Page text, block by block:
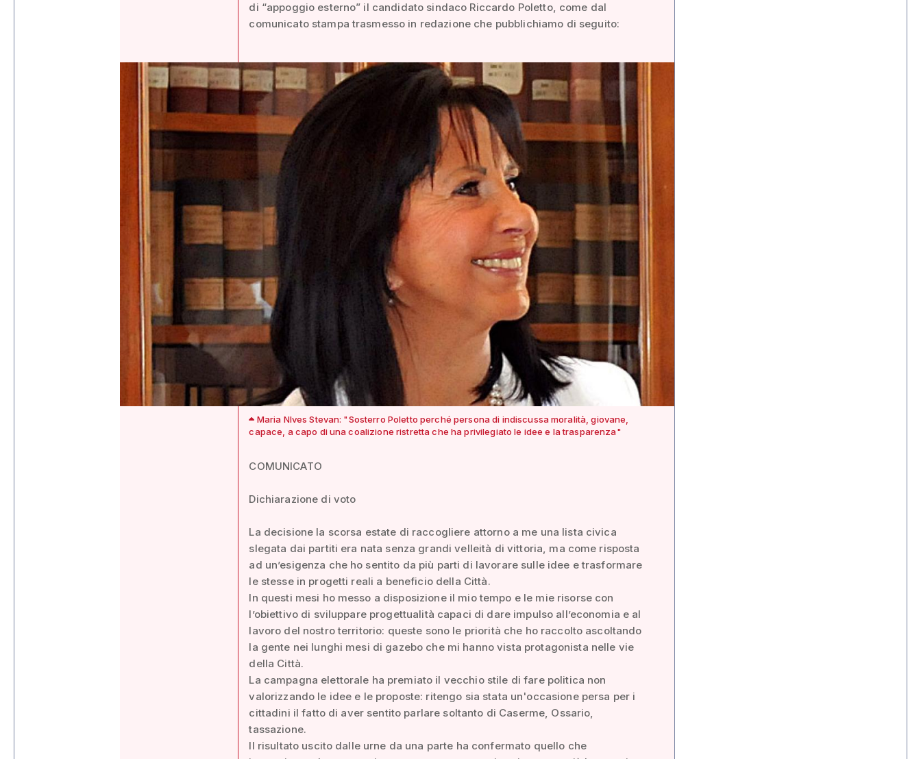
di “appoggio esterno” il candidato sindaco Riccardo Poletto, come dal
comunicato stampa trasmesso in redazione che pubblichiamo di seguito:
Maria NIves Stevan: "Sosterro Poletto perché persona di indiscussa moralità, giovane,
capace, a capo di una coalizione ristretta che ha privilegiato le idee e la trasparenza"
COMUNICATO
Dichiarazione di voto
La decisione la scorsa estate di raccogliere attorno a me una lista civica
slegata dai partiti era nata senza grandi velleità di vittoria, ma come risposta
ad un’esigenza che ho sentito da più parti di lavorare sulle idee e trasformare
le stesse in progetti reali a beneficio della Città.
In questi mesi ho messo a disposizione il mio tempo e le mie risorse con
l’obiettivo di sviluppare progettualità capaci di dare impulso all’economia e al
lavoro del nostro territorio: queste sono le priorità che ho raccolto ascoltando
la gente nei lunghi mesi di gazebo che mi hanno vista protagonista nelle vie
della Città.
La campagna elettorale ha premiato il vecchio stile di fare politica non
valorizzando le idee e le proposte: ritengo sia stata un'occasione persa per i
cittadini il fatto di aver sentito parlare soltanto di Caserme, Ossario,
tassazione.
Il risultato uscito dalle urne da una parte ha confermato quello che